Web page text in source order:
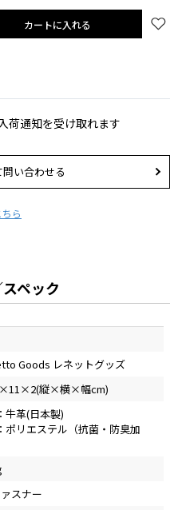
カートに入れる
荷通知を受け取れます
い合わせる
ら
ペック
Goods レネットグッズ
縦×横×幅cm)
牛革(日本製)
ポリエステル（抗菌・防臭加
スナー